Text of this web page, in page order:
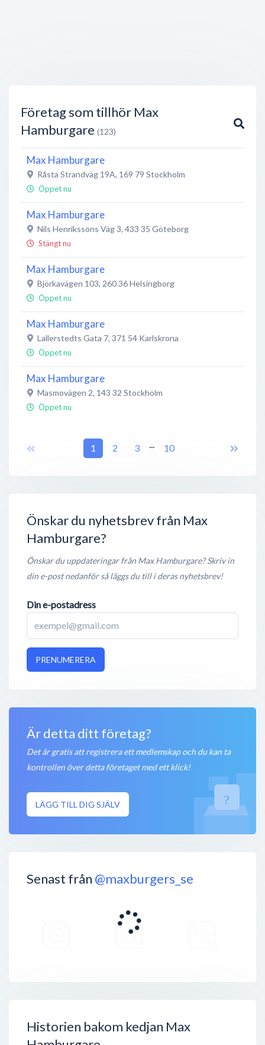
Önskar du nyhetsbrev från Max
Hamburgare?
Önskar du uppdateringar från Max Hamburgare? Skriv in
din e-post nedanför så läggs du till i deras nyhetsbrev!
Din e-postadress
PRENUMERERA
Företag som tillhör Max
Hamburgare (123)
Max Hamburgare
Råsta Strandväg 19A, 169 79 Stockholm
Öppet nu
Max Hamburgare
Nils Henrikssons Väg 3, 433 35 Göteborg
Stängt nu
Max Hamburgare
Björkavägen 103, 260 36Helsingborg
Öppet nu
Max Hamburgare
Lallerstedts Gata 7, 371 54 Karlskrona
Öppet nu
Max Hamburgare
Masmovägen 2, 143 32 Stockholm
Öppet nu
Armborstgatan 2 595 35 Mjölby
Öppet nu
Max Hamburgare
Getebergsled , 412 63 Göteborg
Vasagatan 7,111 20Stockholm
Öppet nu
Max Hamburgare
Kvarnängsgatan 53
1 2 3 ... 10
Är detta ditt företag?
Det är gratis att registrera ett medlemskap och du kan ta
kontrollen över detta företaget med ett klick!
LÄGG TILL DIG SJÄLV
Senast från @maxburgers_se
Historien bakom kedjan Max